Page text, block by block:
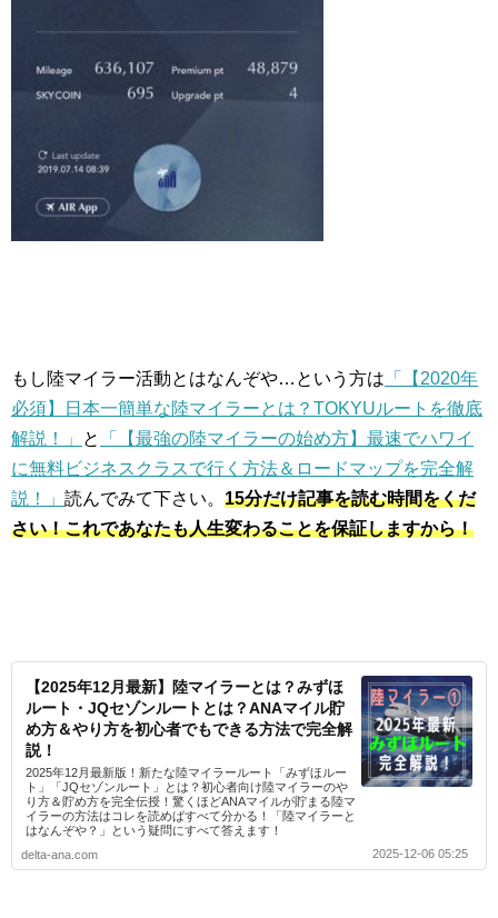
もし陸マイラー活動とはなんぞや…という方は 「【2020年
必須】日本一簡単な陸マイラーとは？TOKYUルートを徹底
解説！」
と
「【最強の陸マイラーの始め方】最速でハワイ
に無料ビジネスクラスで行く方法＆ロードマップを完全解
説！」 読んでみて下さい。 15分だけ記事を読む時間をくだ
さい！これであなたも人生変わることを保証しますから！
【2025年12月最新】陸マイラーとは？みずほ
ルート・JQセゾンルートとは？ANAマイル貯
め方＆やり方を初心者でもできる方法で完全解
説！
2025年12月最新版！新たな陸マイラールート「みずほルー
ト」「JQセゾンルート」とは？初心者向け陸マイラーのや
り方＆貯め方を完全伝授！驚くほどANAマイルが貯まる陸マ
イラーの方法はコレを読めばすべて分かる！「陸マイラーと
はなんぞや？」という疑問にすべて答えます！
delta-ana.com
2025-12-06 05:25